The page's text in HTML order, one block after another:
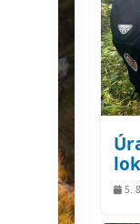
5.